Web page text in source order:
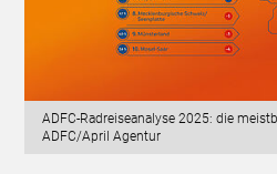
ADFC-Radreiseanalyse 2025: die
ADFC/April Agentur